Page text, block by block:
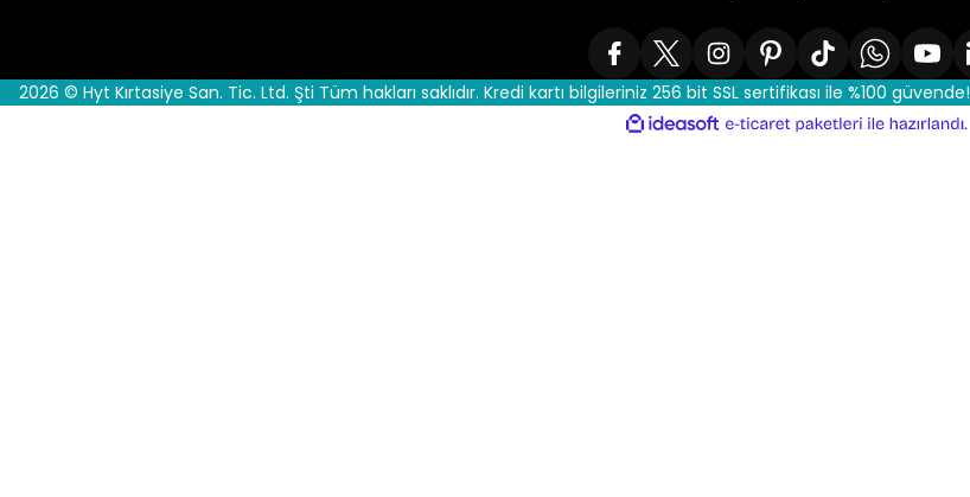
2026 © Hyt Kırtasiye San. Tic. Ltd. Şti Tüm hakları saklıdır. Kredi kartı bilgileriniz 256 bit SSL sertifikası ile %100 güvende!
ideasoft
e-